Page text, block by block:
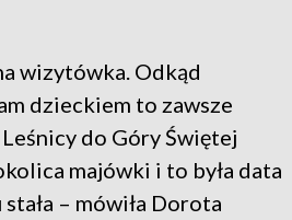
wizytówka. Odkąd
dzieckiem to zawsze
do Góry Świętej
majówki i to była data
– mówiła Dorota